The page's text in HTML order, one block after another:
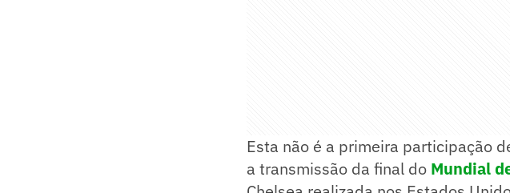
Esta não é a primeira participação
a transmissão da final do Mundial